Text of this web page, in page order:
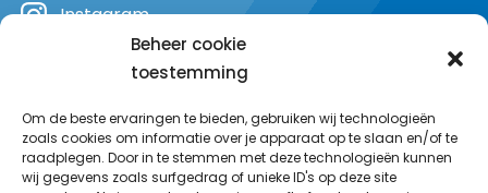
Beheer cookie
toestemming
Om de beste ervaringen te bieden, gebruiken wij technologieën
zoals cookies om informatie over je apparaat op te slaan en/of te
raadplegen. Door in te stemmen met deze technologieën kunnen
wij gegevens zoals surfgedrag of unieke ID's op deze site
Instagram
YouTube